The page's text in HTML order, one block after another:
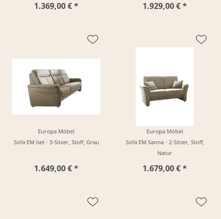
1.369,00 € * 1.929,00 € *
Europa Möbel
Sofa EM Isel - 3-Sitzer, Stoff, Grau
1.649,00 € *
Europa Möbel
Sofa EM Sanna - 2-Sitzer, Stoff,
Natur
1.679,00 € *